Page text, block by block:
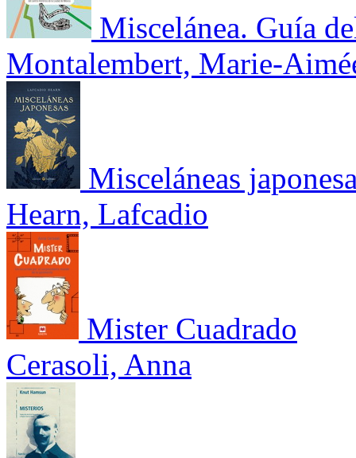
Miscelánea. Guía
Montalembert, Marie-
Misceláneas
Hearn, Lafcadio
Mister Cuadrado
Cerasoli, Anna